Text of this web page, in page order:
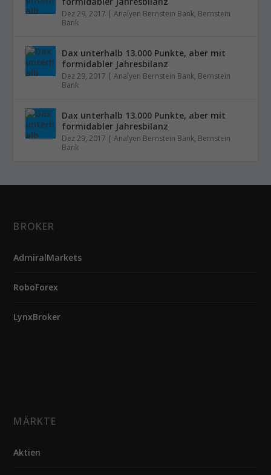
Dez 29, 2017 |Analyen Bernstein Bank, Bernstein
Bank
Dax unterhalb 13.000 Punkte, aber mit
formidabler Jahresbilanz
Dez 29, 2017 |Analyen Bernstein Bank, Bernstein
Bank
Dax unterhalb 13.000 Punkte, aber mit
formidabler Jahresbilanz
Dez 29, 2017 |Analyen Bernstein Bank, Bernstein
Bank
BROKER
AdmiralMarkets
RoboForex
LynxBroker
MÄRKTE
Aktien